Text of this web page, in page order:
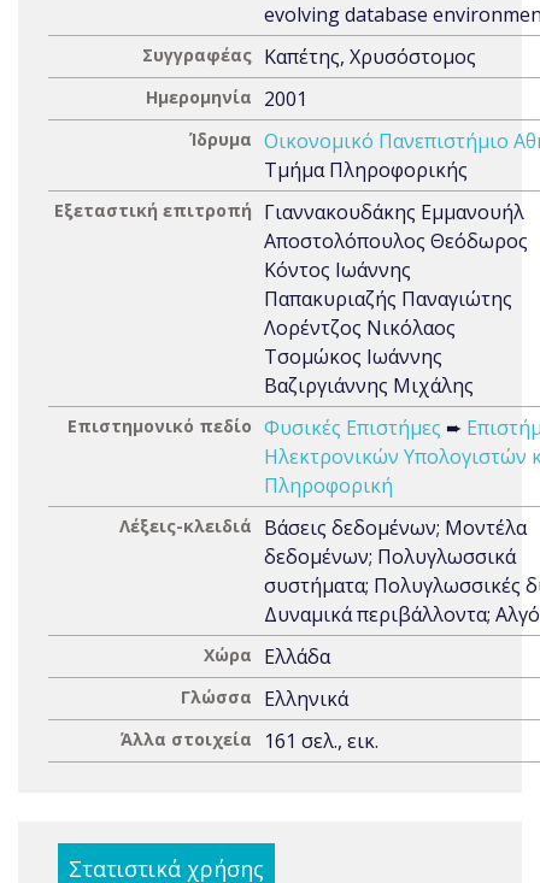
evolving database
Συγγραφέας Καπέτης, Χρυσόστομος
Ημερομηνία 2001
Ίδρυμα Οικονομικό Πανεπιστήμιο
Τμήμα Πληροφορικής
Εξεταστική επιτροπή
Γιαννακουδάκης Εμμανουήλ
Αποστολόπουλος Θεόδωρος
Κόντος Ιωάννης
Παπακυριαζής Παναγιώτης
Λορέντζος Νικόλαος
Τσομώκος Ιωάννης
Βαζιργιάννης Μιχάλης
Επιστημονικό πεδίο Φυσικές Επιστήμες ➨
Ηλεκτρονικών Υπολογιστών
Πληροφορική
Λέξεις-κλειδιά
Βάσεις δεδομένων; Μοντέλα
δεδομένων; Πολυγλωσσικά
συστήματα; Πολυγλωσσικές
Δυναμικά περιβάλλοντα;
Χώρα Ελλάδα
Γλώσσα Ελληνικά
Άλλα στοιχεία 161 σελ., εικ.
Στατιστικά χρήσης